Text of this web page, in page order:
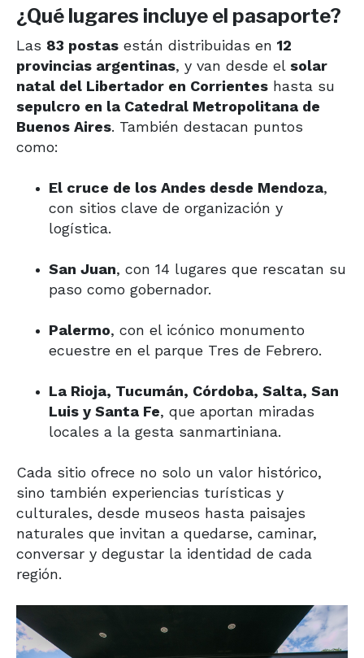
¿Qué lugares incluye el pasaporte?
Las 83 postas están distribuidas en 12
provincias argentinas, y van desde el solar
natal del Libertador en Corrientes hasta su
sepulcro en la Catedral Metropolitana de
Buenos Aires. También destacan puntos
como:
El cruce de los Andes desde Mendoza,
con sitios clave de organización y
logística.
San Juan, con 14 lugares que rescatan su
paso como gobernador.
Palermo, con el icónico monumento
ecuestre en el parque Tres de Febrero.
La Rioja, Tucumán, Córdoba, Salta, San
Luis y Santa Fe, que aportan miradas
locales a la gesta sanmartiniana.
Cada sitio ofrece no solo un valor histórico,
sino también experiencias turísticas y
culturales, desde museos hasta paisajes
naturales que invitan a quedarse, caminar,
conversar y degustar la identidad de cada
región.